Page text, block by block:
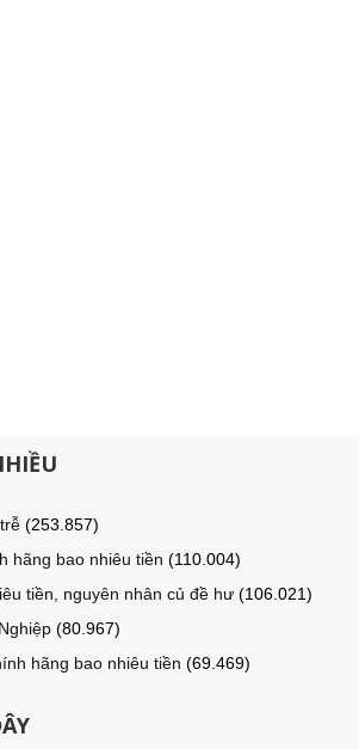
(253.857)
hãng bao nhiêu tiền (110.004)
tiền, nguyên nhân củ đề hư (106.021)
(80.967)
hãng bao nhiêu tiền (69.469)